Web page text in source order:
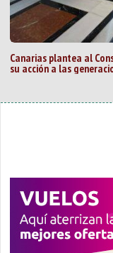
Canarias plantea al
su acción a las